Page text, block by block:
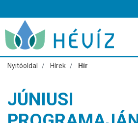
Nyitóoldal Hírek Hír
JÚNIUSI